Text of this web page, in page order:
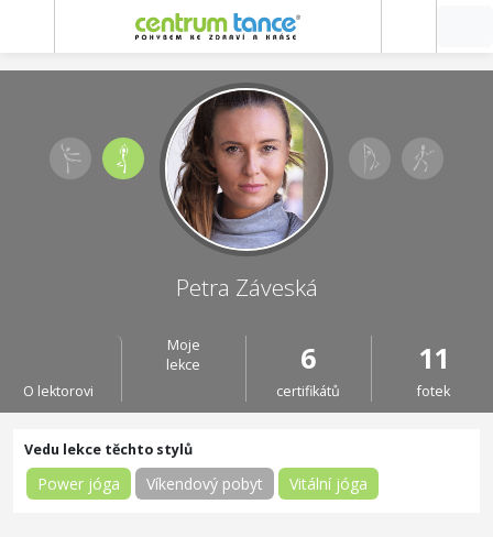
Petra Záveská
O lektorovi
Moje
lekce
6
certifikátů
11
fotek
Power jóga Víkendový pobyt Vitální jóga